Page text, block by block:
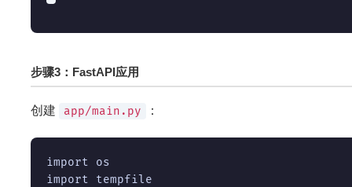
步骤3：FastAPI应用
创建 app/main.py ：
import tempfile